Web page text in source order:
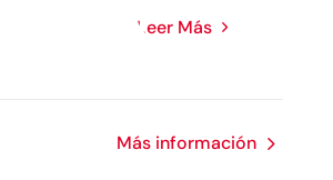
Leer Más
Más información